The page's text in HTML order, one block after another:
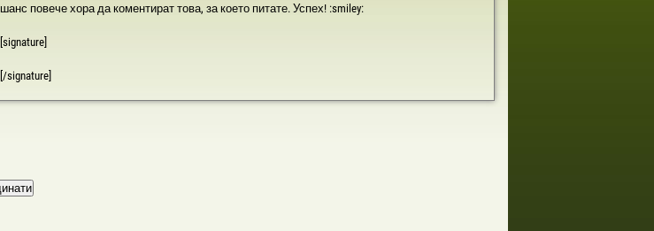
шанс повече хора да коментират това, за което питате. Успех! :smiley:
[signature]
[/signature]